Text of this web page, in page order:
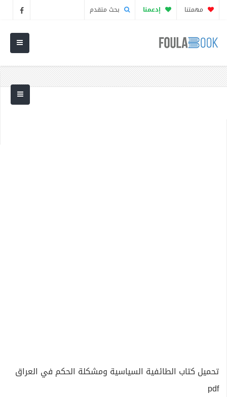
مهمتنا إدعمنا بحث متقدم
تحميل كتاب الطائفية السياسية ومشكلة الحكم في العراق
pdf